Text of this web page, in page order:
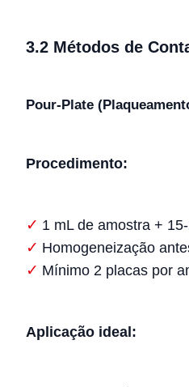
3.2 Métodos de
Pour-Plate
Procedimento:
1 mL de amostra +
Homogeneização
Mínimo 2 placas por
Aplicação ideal: